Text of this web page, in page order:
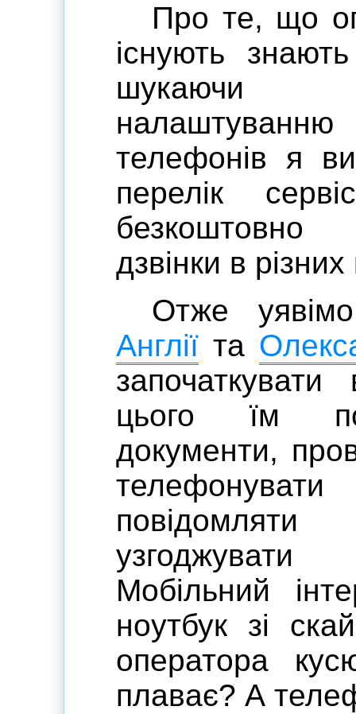
Про те, що
існують
шукаючи
телефонів я
перелік
безкоштовно
дзвінки в різних
Отже
Англії та
цього їм
документи,
Мобільний
ноутбук зі
оператора
плаває? А